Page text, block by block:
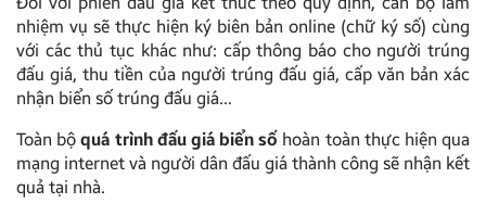
nhiệm vụ sẽ thực hiện ký biên bản online (chữ ký số) cùng
với các thủ tục khác như: cấp thông báo cho người trúng
đấu giá, thu tiền của người trúng đấu giá, cấp văn bản xác
nhận biển số trúng đấu giá…
Toàn bộquá trình đấu giá biển số hoàn toàn thực hiện qua
mạng internet và người dân đấu giá thành công sẽ nhận kết
quả tại nhà.